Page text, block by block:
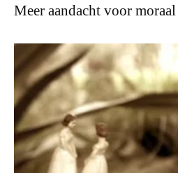
Meer aandacht voor